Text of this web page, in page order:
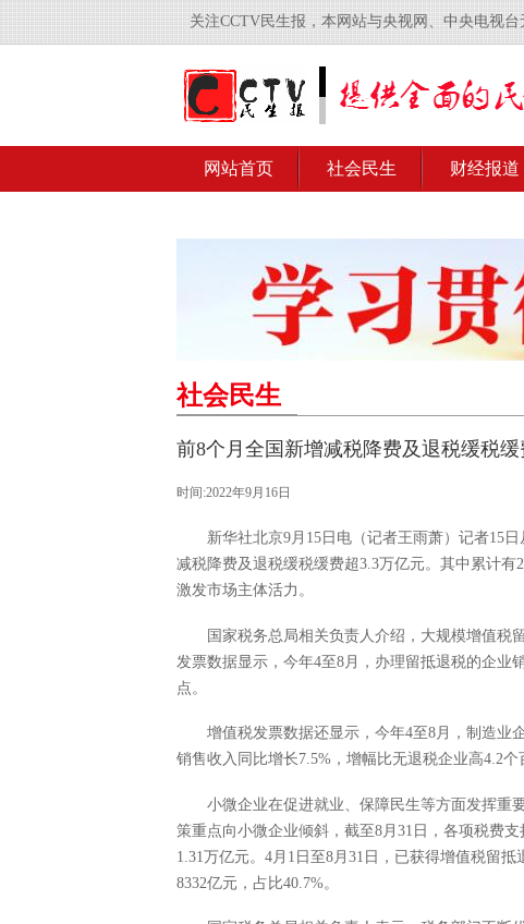
关注CCTV民生报，本网站与央视网、中央电视台
网站首页 社会民生 财经报道
社会民生
前8个月全国新增减税降费及退税缓税缓
时间:2022年9月16日
新华社北京9月15日电（记者王雨萧）记者15日
减税降费及退税缓税缓费超3.3万亿元。其中累计有
激发市场主体活力。
国家税务总局相关负责人介绍，大规模增值税
发票数据显示，今年4至8月，办理留抵退税的企业
点。
增值税发票数据还显示，今年4至8月，制造业
销售收入同比增长7.5%，增幅比无退税企业高4.2个
小微企业在促进就业、保障民生等方面发挥重
策重点向小微企业倾斜，截至8月31日，各项税费
1.31万亿元。4月1日至8月31日，已获得增值税留
8332亿元，占比40.7%。